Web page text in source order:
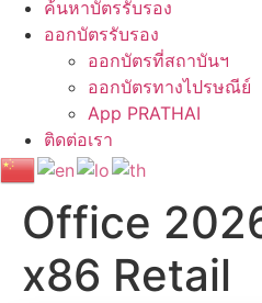
ค้นหาบัตรรับรอง
ออกบัตรรับรอง
ออกบัตรที่สถาบันฯ
ออกบัตรทางไปรษณีย์
App PRATHAI
ติดต่อเรา
Office
x86 Retail